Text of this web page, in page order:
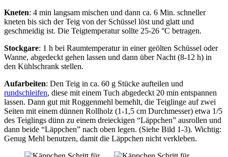
Kneten: 4 min langsam mischen und dann ca. 6 Min. schneller
kneten bis sich der Teig von der Schüssel löst und glatt und
geschmeidig ist. Die Teigtemperatur sollte 25-26 °C betragen.
Stockgare: 1 h bei Raumtemperatur in einer geölten Schüssel oder
Wanne, abgedeckt gehen lassen und dann über Nacht (8-12 h) in
den Kühlschrank stellen.
Aufarbeiten: Den Teig in ca. 60 g Stücke aufteilen und
rundschleifen, diese mit einem Tuch abgedeckt 20 min entspannen
lassen. Dann gut mit Roggenmehl bemehlt, die Teiglinge auf zwei
Seiten mit einem dünnen Rollholz (1-1,5 cm Durchmesser) etwa 1/5
des Teiglings dünn zu einem dreieckigen “Läppchen” ausrollen und
dann beide “Läppchen” nach oben legen. (Siehe Bild 1-3). Wichtig:
Genug Mehl benutzen, damit die Läppchen nicht verkleben.